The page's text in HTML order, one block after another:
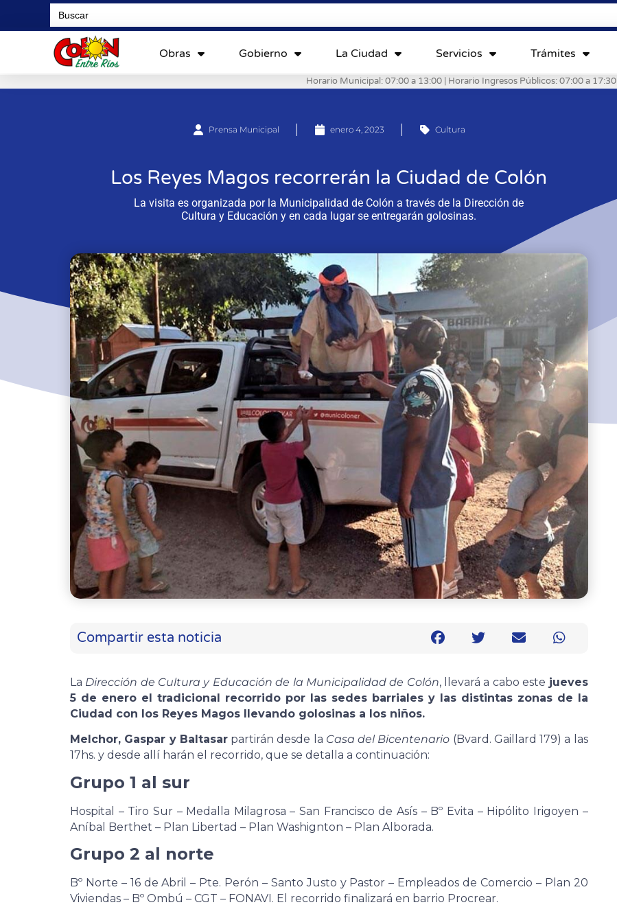
Search
for:
Obras Gobierno La Ciudad Servicios Trámites
Horario Municipal: 07:00 a 13:00 | Horario Ingresos Públicos: 07:00 a 17:30
Prensa Municipal enero 4, 2023 Cultura
Los Reyes Magos recorrerán la Ciudad de Colón
La visita es organizada por la Municipalidad de Colón a través de la Dirección de
Cultura y Educación y en cada lugar se entregarán golosinas.
Compartir esta noticia
La Dirección de Cultura y Educación de la Municipalidad de Colón, llevará a cabo este jueves
5 de enero el tradicional recorrido por las sedes barriales y las distintas zonas de la
Ciudad con los Reyes Magos llevando golosinas a los niños.
Melchor, Gaspar y Baltasarpartirán desde la Casa del Bicentenario (Bvard. Gaillard 179) a las
17hs. y desde allí harán el recorrido, que se detalla a continuación:
Grupo 1 al sur
Hospital – Tiro Sur – Medalla Milagrosa – San Francisco de Asís – Bº Evita – Hipólito Irigoyen –
Aníbal Berthet – Plan Libertad – Plan Washignton – Plan Alborada.
Grupo 2 al norte
Bº Norte – 16 de Abril – Pte. Perón – Santo Justo y Pastor – Empleados de Comercio – Plan 20
Viviendas – Bº Ombú – CGT – FONAVI. El recorrido finalizará en barrio Procrear.